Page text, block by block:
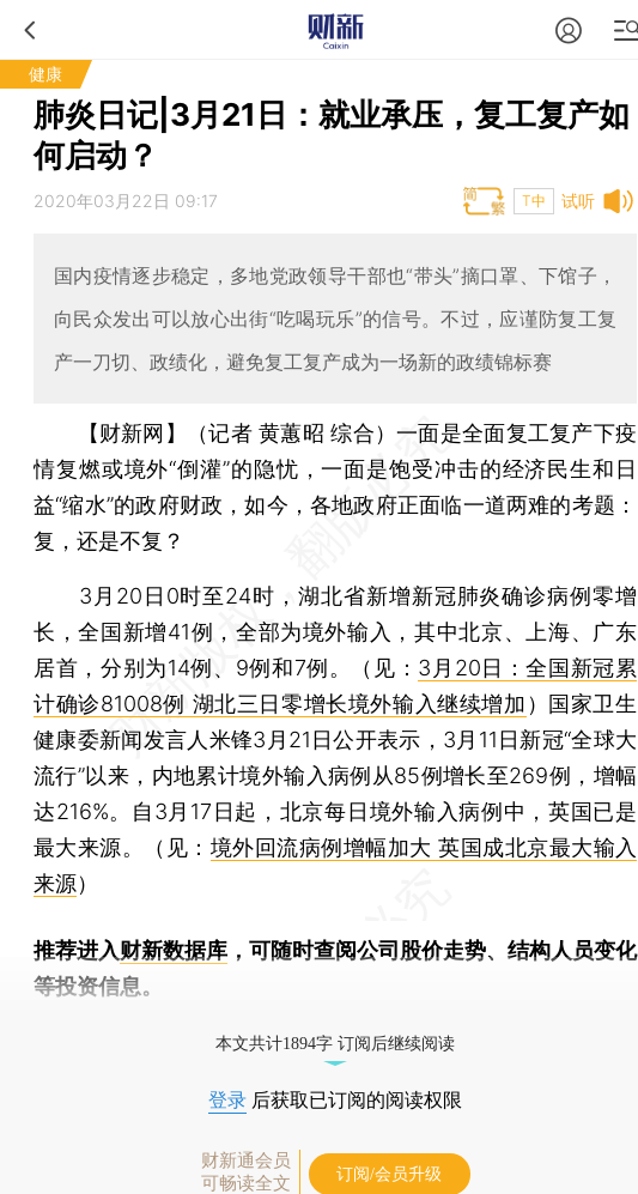
健康
肺炎日记|3月21日：就业承压，复工复产如
何启动？
试听
2020年03月22日 09:17 T中
国内疫情逐步稳定，多地党政领导干部也“带头”摘口罩、下馆子，
向民众发出可以放心出街“吃喝玩乐”的信号。不过，应谨防复工复
产一刀切、政绩化，避免复工复产成为一场新的政绩锦标赛
【财新网】（记者 黄蕙昭 综合）一面是全面复工复产下疫
情复燃或境外“倒灌”的隐忧，一面是饱受冲击的经济民生和日
益“缩水”的政府财政，如今，各地政府正面临一道两难的考题：
复，还是不复？
3月20日0时至24时，湖北省新增新冠肺炎确诊病例零增
长，全国新增41例，全部为境外输入，其中北京、上海、广东
居首，分别为14例、9例和7例。（见： 3月20日：全国新冠累
计确诊81008例 湖北三日零增长境外输入继续增加 ）国家卫生
健康委新闻发言人米锋3月21日公开表示，3月11日新冠“全球大
流行”以来，内地累计境外输入病例从85例增长至269例，增幅
达216%。自3月17日起，北京每日境外输入病例中，英国已是
最大来源。（见： 境外回流病例增幅加大 英国成北京最大输入
来源）
推荐进入财新数据库 ，可随时查阅公司股价走势、结构人员变化
等投资信息。
本文共计1894字 订阅后继续阅读
登录 后获取已订阅的阅读权限
财新通会员
可畅读全文
订阅/会员升级